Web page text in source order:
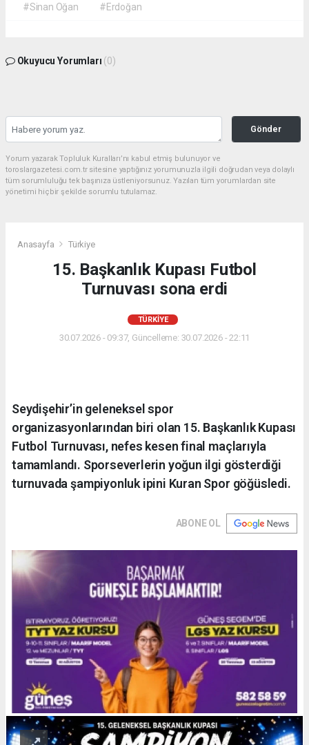
#Sinan Oğan #Erdoğan
Okuyucu Yorumları (0)
Gönder
Yorum yazarak Topluluk Kuralları’nı kabul etmiş bulunuyor ve
toroslargazetesi.com.tr sitesine yaptığınız yorumunuzla ilgili doğrudan veya dolaylı
tüm sorumluluğu tek başınıza üstleniyorsunuz. Yazılan tüm yorumlardan site
yönetimi hiçbir şekilde sorumlu tutulamaz.
Anasayfa Türkiye
15. Başkanlık Kupası Futbol
Turnuvası sona erdi
TÜRKIYE
30.07.2026 - 09:37, Güncelleme: 30.07.2026 - 22:11
Seydişehir’in geleneksel spor
organizasyonlarından biri olan 15. Başkanlık Kupası
Futbol Turnuvası, nefes kesen final maçlarıyla
tamamlandı. Sporseverlerin yoğun ilgi gösterdiği
turnuvada şampiyonluk ipini Kuran Spor göğüsledi.
ABONE OL